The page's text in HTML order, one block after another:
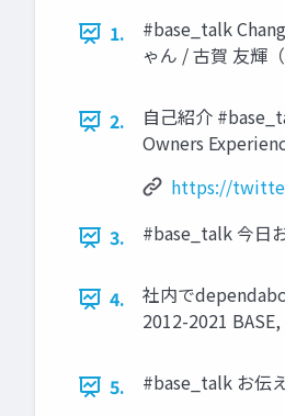
1.
#base_talk
ゃん / 古賀 友輝
2.
自己紹介
Owners
https://
3.
#base_talk 今日
4.
社内で
2012-2021
5. #base_talk お伝